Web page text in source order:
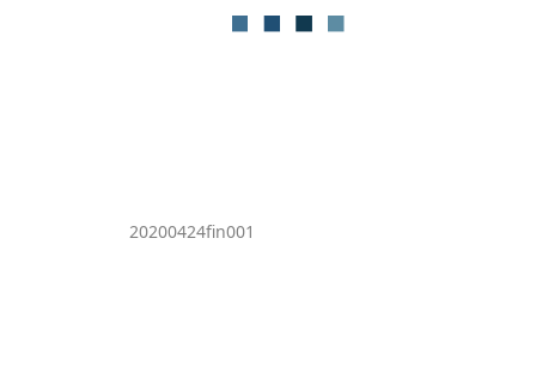
20200424fin001